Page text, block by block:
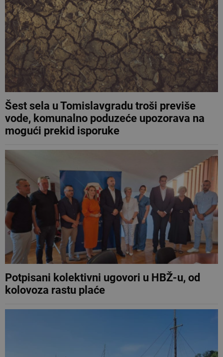
Šest sela u Tomislavgradu troši previše
vode, komunalno poduzeće upozorava na
mogući prekid isporuke
Potpisani kolektivni ugovori u HBŽ-u, od
kolovoza rastu plaće